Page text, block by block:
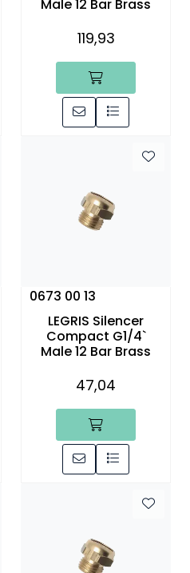
Male 12 Bar Brass
119,93
0673 00 13
LEGRIS Silencer
Compact G1/4`
Male 12 Bar Brass
47,04